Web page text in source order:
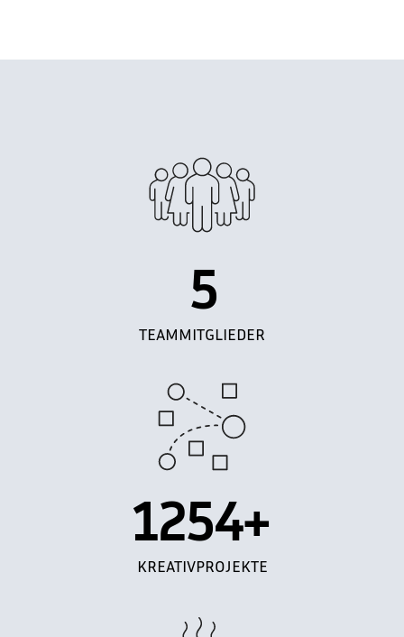
5
TEAMMITGLIEDER
1254+
KREATIVPROJEKTE